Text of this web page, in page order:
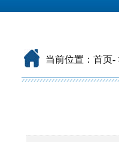
当前位置： 首页-